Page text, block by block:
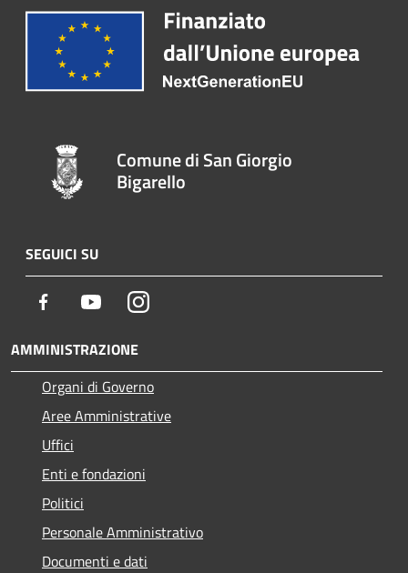
Comune di San Giorgio
Bigarello
SEGUICI SU
Facebook YoutubeInstagram
AMMINISTRAZIONE
Organi di Governo
Aree Amministrative
Uffici
Enti e fondazioni
Politici
Personale Amministrativo
Documenti e dati